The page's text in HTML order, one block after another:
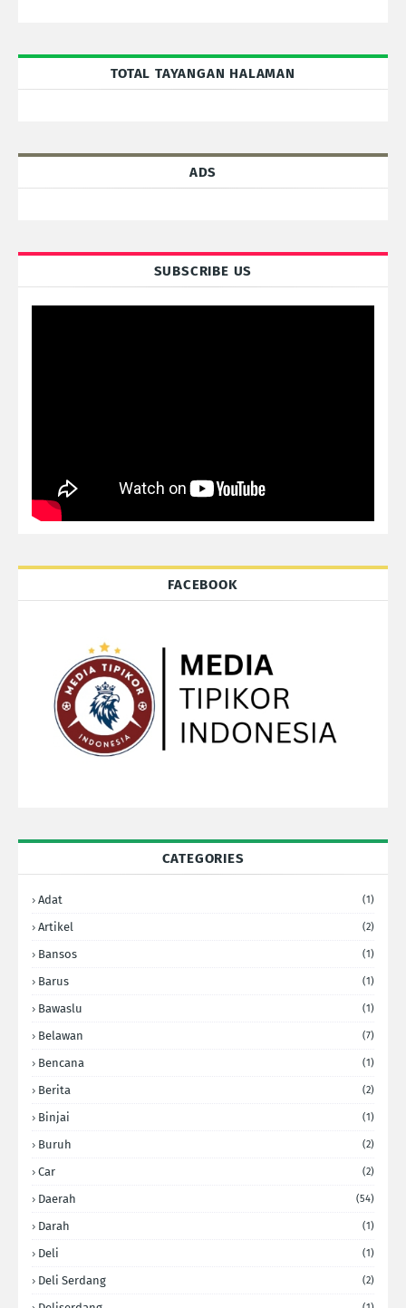
TOTAL TAYANGAN HALAMAN
ADS
SUBSCRIBE US
FACEBOOK
CATEGORIES
Adat (1)
Artikel (2)
Bansos (1)
Barus (1)
Bawaslu (1)
Belawan (7)
Bencana (1)
Berita (2)
Binjai (1)
Buruh (2)
Car (2)
Daerah (54)
Darah (1)
Deli (1)
Deli Serdang (2)